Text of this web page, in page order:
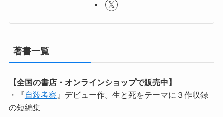
著書一覧
【全国の書店・オンラインショップで販売中】
・『自殺考察 』デビュー作。生と死をテーマに３作収録
の短編集